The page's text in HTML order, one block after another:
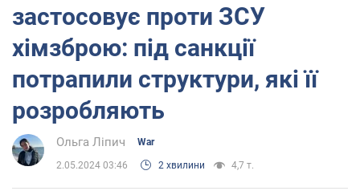
застосовує проти ЗСУ
хімзброю: під санкції
потрапили структури, які її
розробляють
Ольга Ліпич War
2.05.2024 03:46 2 хвилини 4,7 т.